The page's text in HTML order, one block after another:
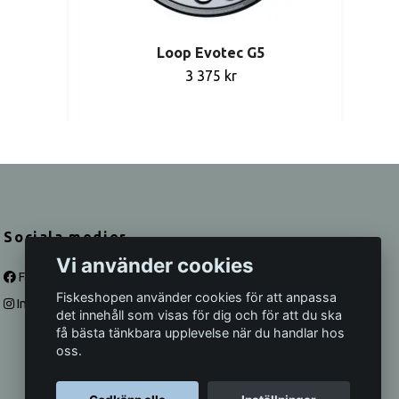
Loop Evotec G5
3 375 kr
Sociala medier
Facebook
Instagram
Vi använder cookies
Fiskeshopen använder cookies för att anpassa
det innehåll som visas för dig och för att du ska
få bästa tänkbara upplevelse när du handlar hos
oss.